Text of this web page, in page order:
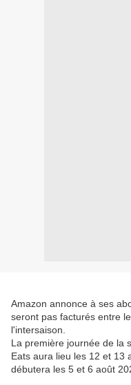
Amazon annonce à ses
seront pas facturés entre
l'intersaison.
La première journée de la
Eats aura lieu les 12 et 13
débutera les 5 et 6 août